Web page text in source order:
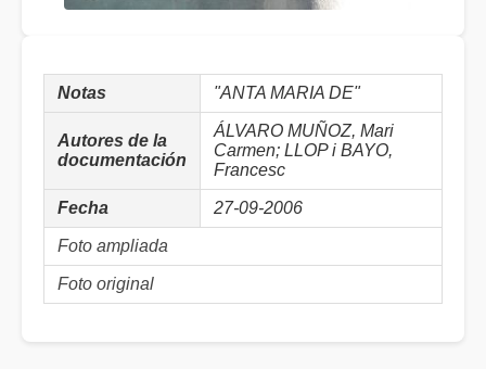
Notas "ANTA MARIA DE"
Autores de la
documentación
ÁLVARO MUÑOZ, Mari
Carmen; LLOP i BAYO,
Francesc
Fecha 27-09-2006
Foto ampliada
Foto original